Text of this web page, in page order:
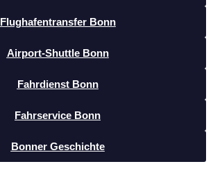
Flughafentransfer Bonn
Airport-Shuttle Bonn
Fahrdienst Bonn
Fahrservice Bonn
Bonner Geschichte